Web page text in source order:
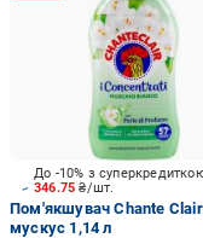
346.75₴/шт.
Пом'якшувач Chante Clair
мускус 1,14 л